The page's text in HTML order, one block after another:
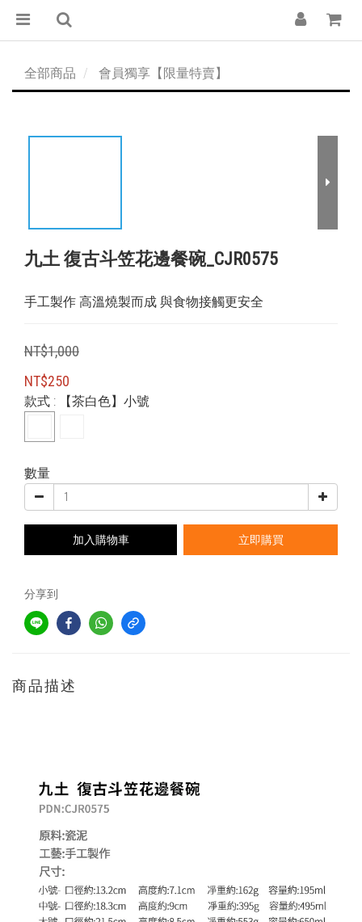
全部商品 會員獨享【限量特賣】
九土 復古斗笠花邊餐碗_CJR0575
手工製作 高溫燒製而成 與食物接觸更安全
NT$1,000
NT$250
款式 : 【茶白色】小號
數量
加入購物車 立即購買
分享到
商品描述